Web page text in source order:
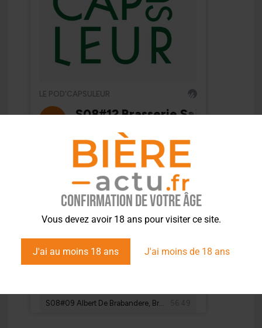
Confirmation de votre âge
Vous devez avoir 18 ans pour visiter ce site.
J'ai au moins 18 ans J'ai moins de 18 ans